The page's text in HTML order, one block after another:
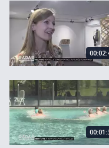
L&#039;Art haut sur
Les bains thermaux